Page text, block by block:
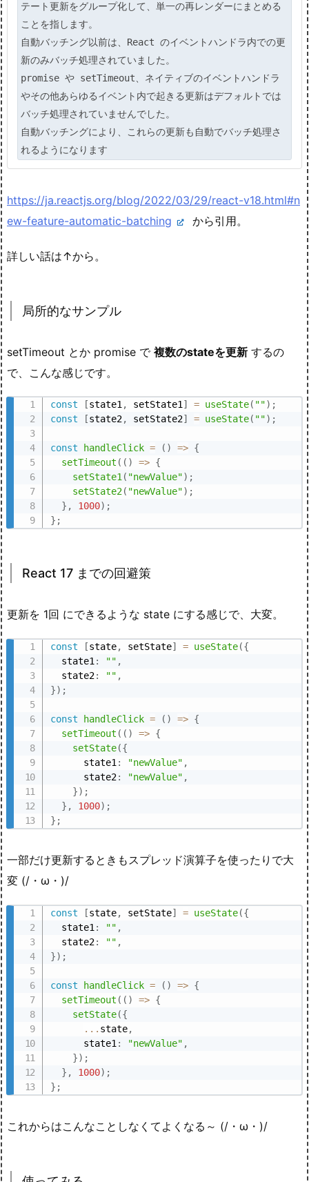
テート更新をグループ化して、単一の再レンダーにまとめる
ことを指します。
自動バッチング以前は、React のイベントハンドラ内での更
新のみバッチ処理されていました。
promise や setTimeout、ネイティブのイベントハンドラ
やその他あらゆるイベント内で起きる更新はデフォルトでは
バッチ処理されていませんでした。
自動バッチングにより、これらの更新も自動でバッチ処理さ
https://ja.reactjs.org/blog/2022/03/29/react-v18.html#n
ew-feature-automatic-batching
から引用。
詳しい話は↑から。
局所的なサンプル
setTimeout とか promise で 複数のstateを更新 するの
で、こんな感じです。
const [state1, setState1] = useState( "") ;
const
[state2, setState2] = useState( "") ;
const handleClick = ( ) => {
setTimeout ( ( ) => {
setState1( "newValue") ;
setState2( "newValue") ;
} , 1000) ;
} ;
React 17 までの回避策
更新を 1回 にできるような state にする感じで、大変。
const [state, setState] = useState({
  state1
: "" ,
  state2
: "" ,
}) ;
const handleClick = ( ) => {
setTimeout ( ( ) => {
setState({
      state1
: "newValue" ,
      state2
: "newValue" ,
}) ;
} , 1000) ;
} ;
一部だけ更新するときもスプレッド演算子を使ったりで大
変 (/・ω・)/
const [state, setState] = useState({
  state1
: "" ,
  state2
: "" ,
}) ;
const handleClick = ( ) => {
setTimeout ( ( ) => {
setState({
... state,
      state1
: "newValue" ,
}) ;
} , 1000) ;
} ;
これからはこんなことしなくてよくなる～ (/・ω・)/